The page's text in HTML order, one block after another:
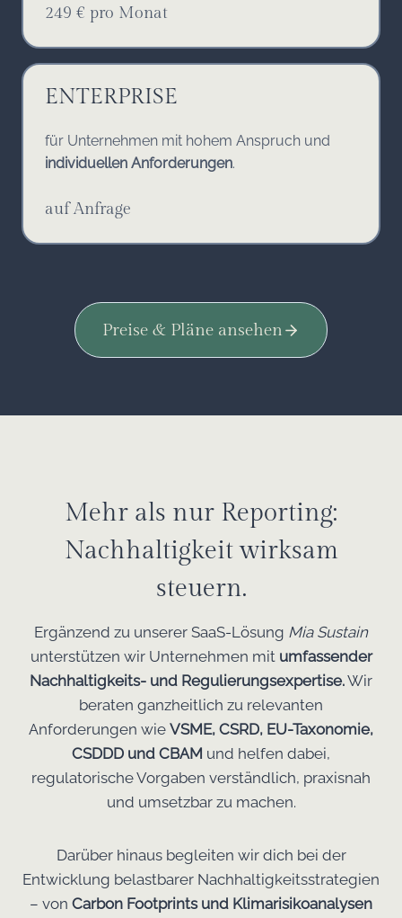
249 € pro Monat
ENTERPRISE
für Unternehmen mit hohem Anspruch und
individuellen Anforderungen.
auf Anfrage
Preise & Pläne ansehen
Mehr als nur Reporting:
Nachhaltigkeit wirksam
steuern.
Ergänzend zu unserer SaaS-Lösung Mia Sustain
unterstützen wir Unternehmen mit umfassender
Nachhaltigkeits- und Regulierungsexpertise.Wir
beraten ganzheitlich zu relevanten
Anforderungen wie VSME, CSRD, EU-Taxonomie,
CSDDD und CBAM und helfen dabei,
regulatorische Vorgaben verständlich, praxisnah
und umsetzbar zu machen.
Darüber hinaus begleiten wir dich bei der
Entwicklung belastbarer Nachhaltigkeitsstrategien
– von Carbon Footprints und Klimarisikoanalysen